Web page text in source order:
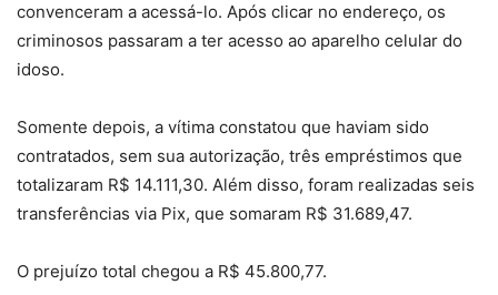
convenceram a acessá-lo. Após clicar no endereço, os
criminosos passaram a ter acesso ao aparelho celular do
idoso.
Somente depois, a vítima constatou que haviam sido
contratados, sem sua autorização, três empréstimos que
totalizaram R$ 14.111,30. Além disso, foram realizadas seis
transferências via Pix, que somaram R$ 31.689,47.
O prejuízo total chegou a R$ 45.800,77.